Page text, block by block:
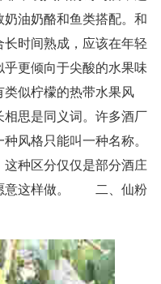
油奶酪和鱼类搭配。和
时间熟成，应该在年轻
更倾向于尖酸的水果味
类似柠檬的热带水果风
思是同义词。许多酒厂
风格只能叫一种名称。
种区分仅仅是部分酒庄
意这样做。 二、仙粉